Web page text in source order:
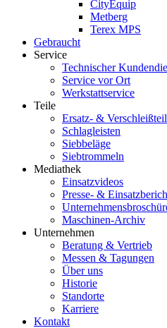
CityEquip
Metberg
Terex MPS
Gebraucht
Service
Technischer
Service vor Ort
Werkstattservice
Teile
Ersatz- &
Schlagleisten
Siebbeläge
Siebtrommeln
Mediathek
Einsatzvideos
Presse- &
Maschinen-Archiv
Unternehmen
Beratung & Vertrieb
Messen & Tagungen
Über uns
Historie
Standorte
Karriere
Kontakt